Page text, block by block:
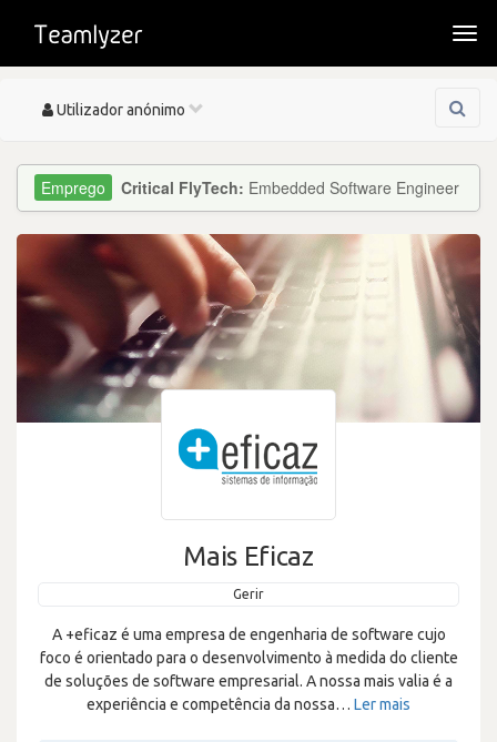
Toggle
Utilizador anónimo
Critical FlyTech: Embedded Software Engineer
Mais Eficaz
Gerir
A +eficaz é uma empresa de engenharia de software cujo
foco é orientado para o desenvolvimento à medida do cliente
de soluções de software empresarial. A nossa mais valia é a
experiência e competência da nossa… Ler mais